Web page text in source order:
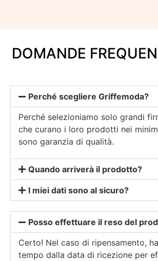
DOMANDE
Perché scegliere Griffemoda?
Perché selezioniamo solo grandi
che curano i loro prodotti nei
sono garanzia di qualità.
Quando arriverà il prodotto?
I miei dati sono al sicuro?
Posso effettuare il reso del
Certo! Nel caso di ripensamento,
tempo dalla data di ricezione per